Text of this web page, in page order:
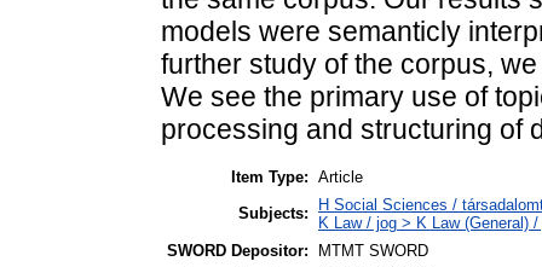
models were semanticly
further study of the corpus,
We see the primary use of
processing and structuring of
Item Type: Article
Subjects:
H Social Sciences /
K Law / jog > K Law (General)
SWORD Depositor:
MTMT SWORD